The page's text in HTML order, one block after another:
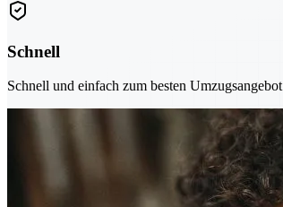
Schnell
Schnell und einfach zum besten Umzugsangebot